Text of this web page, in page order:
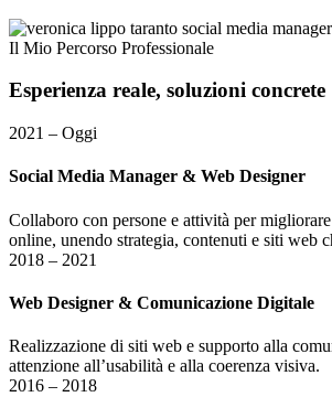
Il Mio Percorso Professionale
Esperienza reale, soluzioni concrete
2021 – Oggi
Social Media Manager & Web Designer
Collaboro con persone e attività per
online, unendo strategia, contenuti e siti web
2018 – 2021
Web Designer & Comunicazione Digitale
Realizzazione di siti web e supporto alla
attenzione all’usabilità e alla coerenza visiva.
2016 – 2018